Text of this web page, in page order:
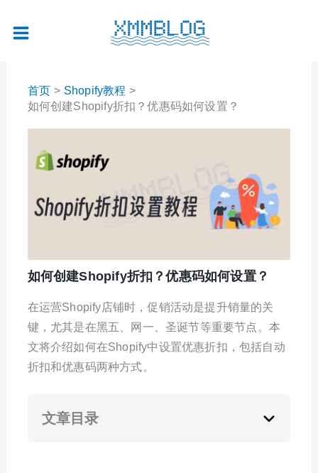
首页
Shopify教程
如何创建Shopify折扣？优惠码如何设置？
如何创建Shopify折扣？优惠码如何设置？
在运营Shopify店铺时，促销活动是提升销量的关
键，尤其是在黑五、网一、圣诞节等重要节点。本
文将介绍如何在Shopify中设置优惠折扣，包括自动
折扣和优惠码两种方式。
文章目录